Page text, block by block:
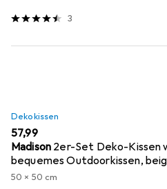
3
Dekokissen
EUR
57,99
Madison 2er-Set Deko-Kissen
bequemes Outdoorkissen,
50 x 50 cm